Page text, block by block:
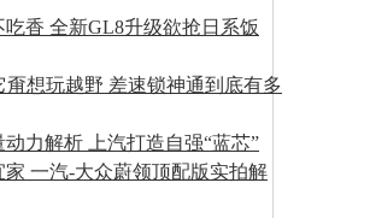
吃香 全新GL8升级欲抢日系饭
甭想玩越野 差速锁神通到底有多
动力解析 上汽打造自强“蓝芯”
家 一汽-大众蔚领顶配版实拍解